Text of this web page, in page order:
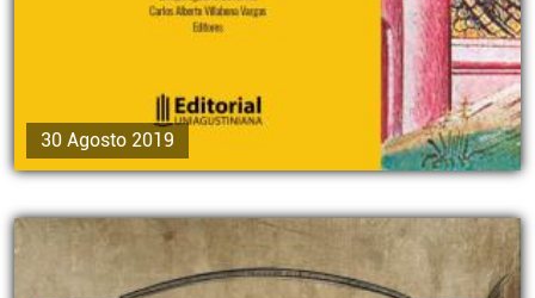
30 Agosto 2019